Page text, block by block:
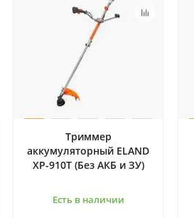
Триммер
аккумуляторный ELAND
XP-910T (Без АКБ и ЗУ)
Есть в наличии